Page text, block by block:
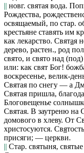
|| новг. святая вода.
Рождества,
освящаемый, по стар.
крестьяне ставять им
как лекарство. Святая
дерево, растен., род
свято, и свято над (под)
или: как свят Бог!
воскресенье, велик-
Святая по снегу — а
Святая пришла,
Блоговещенье
Святая. В заутреню на
домового в хлеву. От
христосуются. Святость
присяги; — церкви.
|| Стар. святыня,